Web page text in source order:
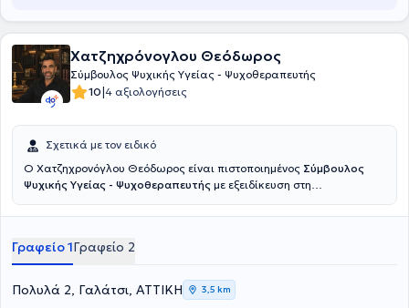
Χατζηχρόνογλου Θεόδωρος
Σύμβουλος Ψυχικής Υγείας - Ψυχοθεραπευτής
10|4 αξιολογήσεις
Σχετικά με τον ειδικό
Ο Χατζηχρονόγλου Θεόδωρος είναι πιστοποιημένος Σύμβουλος
Ψυχικής Υγείας - Ψυχοθεραπευτής με εξειδίκευση στη
Γαλάτσι. Έχει ολοκληρώσει την εκπαίδευσή του στο Εθνικό και
θεωρητικά και πρακτικά σε σύγχρονες προσεγγίσεις ψυχολογικής
υποστήριξης, με έμφαση στη δημιουργία ασφαλούς θεραπευτικού
πλαισίου, την ενεργητική ακρόαση και τη στοχευμένη παρέμβαση. Η
επαγγελματική του πορεία χαρακτηρίζεται από έμφαση στη
Γραφείο 1Γραφείο 2
Πολυλά 2, Γαλάτσι, ΑΤΤΙΚΗ 3,5 km